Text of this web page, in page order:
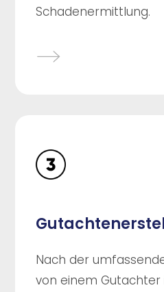
Schadenermittlung.
Nach der
von einem